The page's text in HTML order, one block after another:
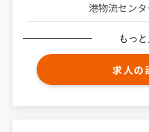
港物流センタ
もっ
求人の